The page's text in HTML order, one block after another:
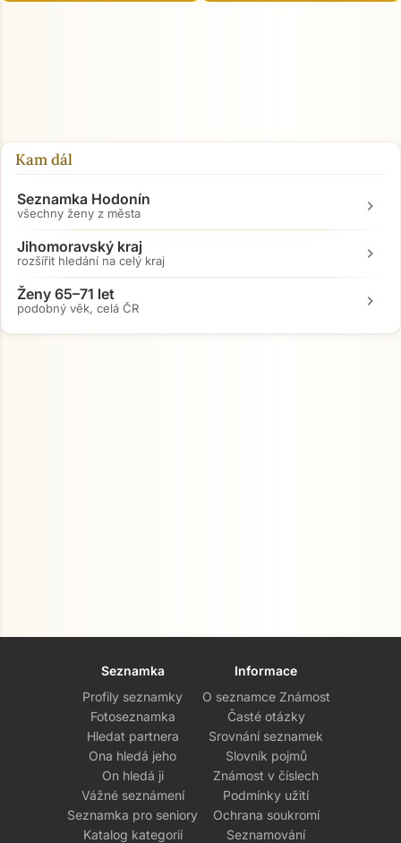
Kam dál
Seznamka Hodonín
všechny ženy z města chevron_right
Jihomoravský kraj
rozšířit hledání na celý kraj chevron_right
Ženy 65–71 let
podobný věk, celá ČR chevron_right
Seznamka
Profily seznamky
Fotoseznamka
Hledat partnera
Ona hledá jeho
On hledá ji
Vážné seznámení
Seznamka pro seniory
Katalog kategorií
Informace
O seznamce Známost
Časté otázky
Srovnání seznamek
Slovník pojmů
Známost v číslech
Podmínky užití
Ochrana soukromí
Seznamování